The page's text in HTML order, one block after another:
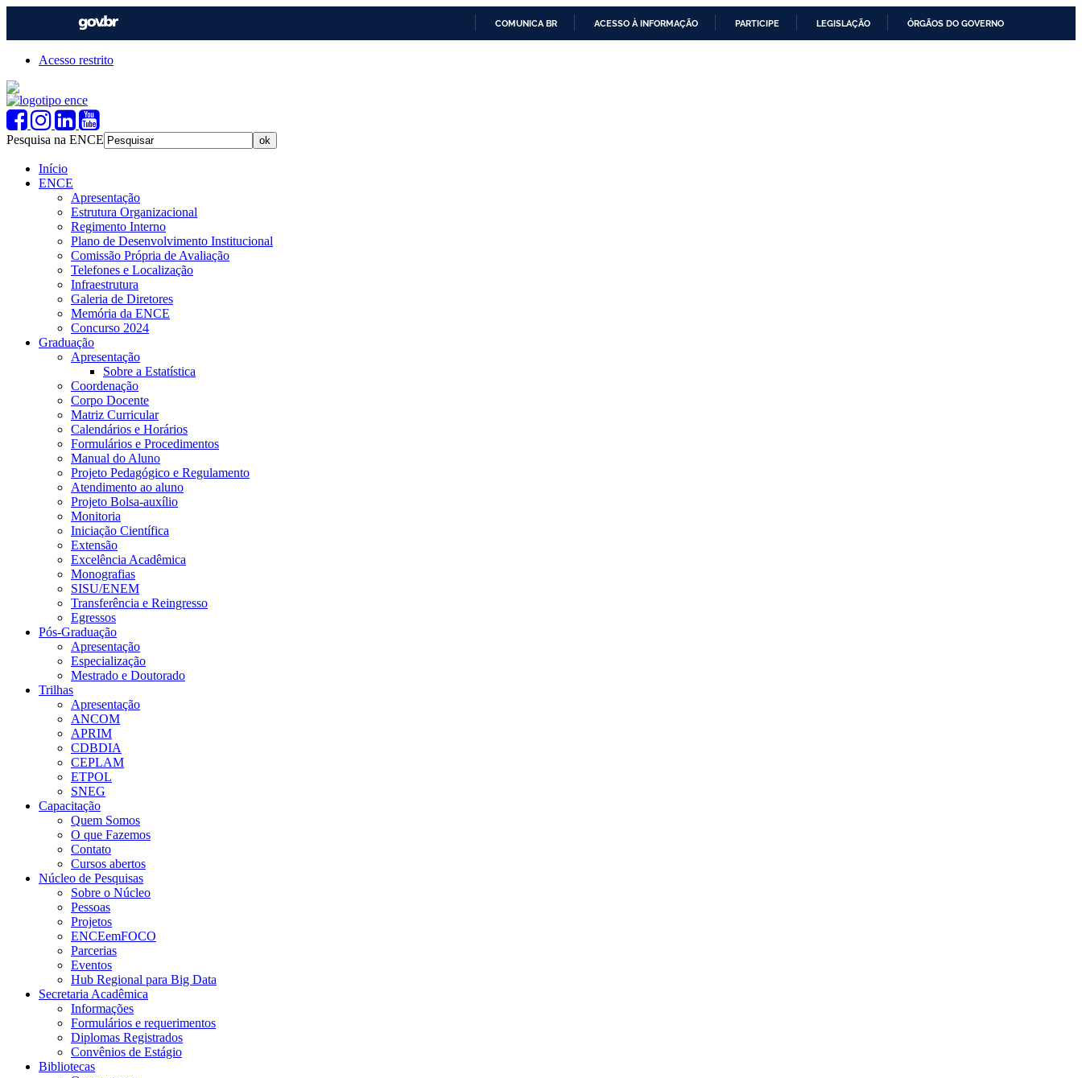
COMUNICA BR ACESSO À INFORMAÇÃO PARTICIPE LEGISLAÇÃO ÓRGÃOS DO GOVERNO
Acesso restrito
Pesquisa na ENCE
Início
ENCE
Apresentação
Estrutura Organizacional
Regimento Interno
Plano de Desenvolvimento Institucional
Comissão Própria de Avaliação
Telefones e Localização
Infraestrutura
Galeria de Diretores
Memória da ENCE
Concurso 2024
Graduação
Apresentação
Sobre a Estatística
Coordenação
Corpo Docente
Matriz Curricular
Calendários e Horários
Formulários e Procedimentos
Manual do Aluno
Projeto Pedagógico e Regulamento
Atendimento ao aluno
Projeto Bolsa-auxílio
Monitoria
Iniciação Científica
Extensão
Excelência Acadêmica
Monografias
SISU/ENEM
Transferência e Reingresso
Egressos
Pós-Graduação
Apresentação
Especialização
Mestrado e Doutorado
Trilhas
Apresentação
ANCOM
APRIM
CDBDIA
CEPLAM
ETPOL
SNEG
Capacitação
Quem Somos
O que Fazemos
Contato
Cursos abertos
Núcleo de Pesquisas
Sobre o Núcleo
Pessoas
Projetos
ENCEemFOCO
Parcerias
Eventos
Hub Regional para Big Data
Secretaria Acadêmica
Informações
Formulários e requerimentos
Diplomas Registrados
Convênios de Estágio
Bibliotecas